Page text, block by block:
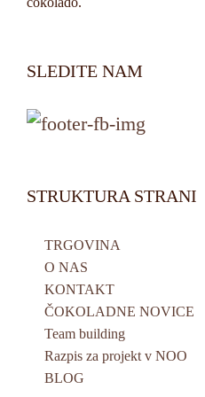
SLEDITE NAM
STRUKTURA STRANI
TRGOVINA
O NAS
KONTAKT
ČOKOLADNE NOVICE
Team building
Razpis za projekt v NOO
BLOG